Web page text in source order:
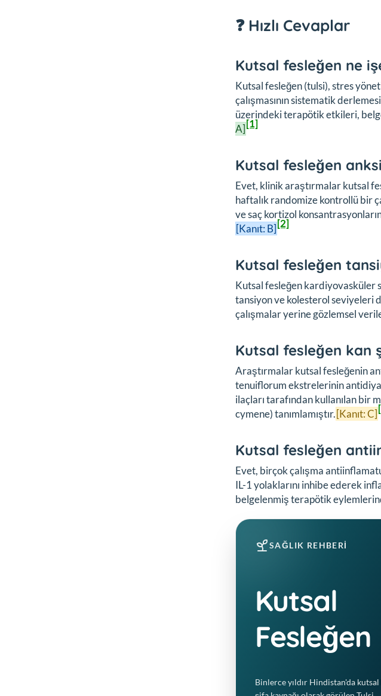
❓ Hızlı Cevaplar
Kutsal fesleğen ne
Kutsal fesleğen (tulsi), stres
çalışmasının sistematik
üzerindeki terapötik etkileri,
A][1]
Kutsal fesleğen
Evet, klinik araştırmalar kutsal
haftalık randomize kontrollü bir
ve saç kortizol
[Kanıt: B][2]
Kutsal fesleğen
Kutsal fesleğen kardiyovasküler
tansiyon ve kolesterol seviyeleri
çalışmalar yerine gözlemsel
Kutsal fesleğen kan
Araştırmalar kutsal fesleğenin
tenuiflorum ekstrelerinin
ilaçları tarafından kullanılan
cymene) tanımlamıştır.[Kanıt: C]
Kutsal fesleğen
Evet, birçok çalışma
IL-1 yolaklarını inhibe ederek
belgelenmiş terapötik
SAĞLIK REHBERI
Kutsal
Fesleğen
Binlerce yıldır Hindistan'da
Güçlü bir adaptojen olan Tulsi, vücudun kortizol seviyelerini